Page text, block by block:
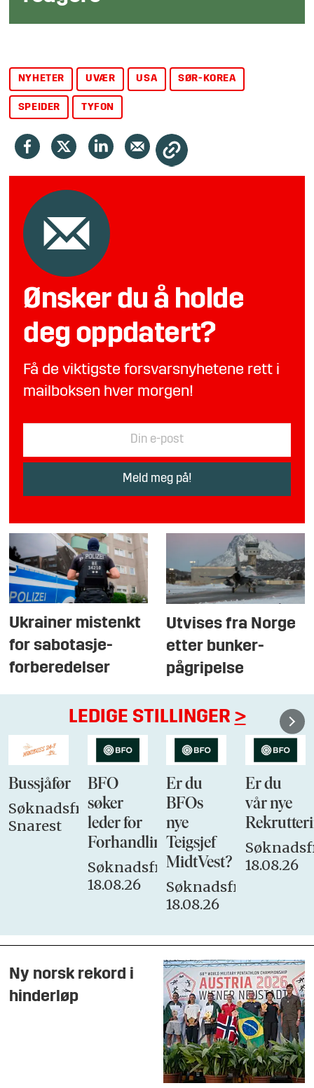
NYHETER UVÆR USA SØR-KOREA
SPEIDER TYFON
Ønsker du å holde
deg oppdatert?
Få de viktigste forsvarsnyhetene rett i
mailboksen hver morgen!
Ukrainer mistenkt
for sabotasje-
forberedelser
Utvises fra Norge
etter bunker-
pågripelse
LEDIGE STILLINGER >
Bussjåfør
Søknadsfrist:
Snarest
BFO
søker
leder for
Forhandlingsutvalget
Søknadsfrist:
18.08.26
Er du
BFOs
nye
Teigsjef
MidtVest?
Søknadsfrist:
18.08.26
Er du
vår nye
18.08.26
Ny norsk rekord i
hinderløp